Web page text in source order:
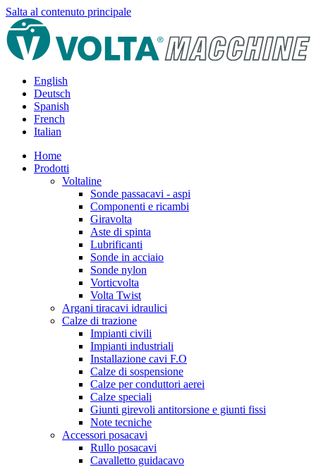
Salta al contenuto principale
English
Deutsch
Spanish
French
Italian
Home
Prodotti
Voltaline
Sonde passacavi - aspi
Componenti e ricambi
Giravolta
Aste di spinta
Lubrificanti
Sonde in acciaio
Sonde nylon
Vorticvolta
Volta Twist
Argani tiracavi idraulici
Calze di trazione
Impianti civili
Impianti industriali
Installazione cavi F.O
Calze di sospensione
Calze per conduttori aerei
Calze speciali
Giunti girevoli antitorsione e giunti fissi
Note tecniche
Accessori posacavi
Rullo posacavi
Cavalletto guidacavo